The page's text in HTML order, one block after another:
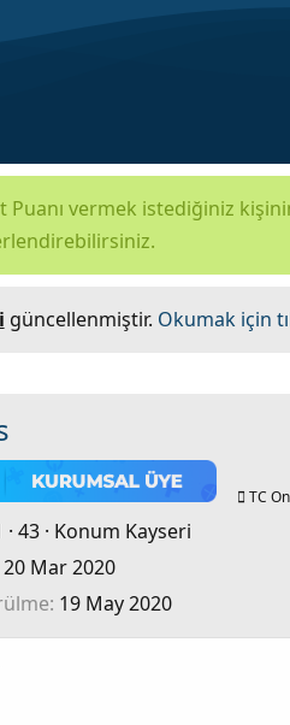
Puanı vermek istediğiniz
güncellenmiştir. Okumak için
TC
· 43 · Konum Kayseri
20 Mar 2020
19 May 2020